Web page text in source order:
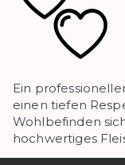
Ein
einen tiefen
Wohlbefinden
hochwertiges